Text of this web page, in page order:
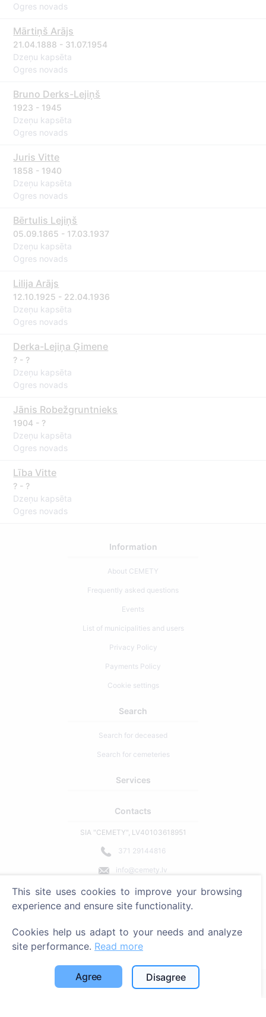
Ogres novads
Mārtiņš Arājs
21.04.1888 - 31.07.1954
Dzeņu kapsēta
Ogres novads
Bruno Derks-Lejiņš
1923 - 1945
Dzeņu kapsēta
Ogres novads
Juris Vitte
1858 - 1940
Dzeņu kapsēta
Ogres novads
Bērtulis Lejiņš
05.09.1865 - 17.03.1937
Dzeņu kapsēta
Ogres novads
Lilija Arājs
12.10.1925 - 22.04.1936
Dzeņu kapsēta
Ogres novads
Derka-Lejiņa Ģimene
? - ?
Dzeņu kapsēta
Ogres novads
Jānis Robežgruntnieks
1904 - ?
Dzeņu kapsēta
Ogres novads
Lība Vitte
? - ?
Dzeņu kapsēta
Ogres novads
Information
About CEMETY
Frequently asked questions
Events
List of municipalities and users
Privacy Policy
Payments Policy
Cookie settings
Search
Search for deceased
Search for cemeteries
Services
Contacts
SIA "CEMETY", LV40103618951
371 29144816
info@cemety.lv
We operate throughout the country!
Administrators
© 2013 - 2026 Cemety All rights reserved
Privacy policy and terms.
This site uses cookies to improve your browsing
experience and ensure site functionality.
Cookies help us adapt to your needs and analyze
site performance. Read more
Agree Disagree